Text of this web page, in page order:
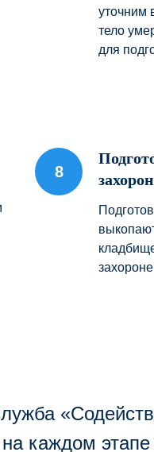
уточним
тело
для
каждом этапе